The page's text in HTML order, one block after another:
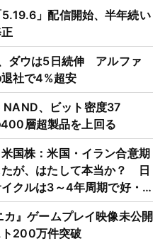
」配信開始、半年続い
ダウは5日続伸 アルファ
社で4%超安
、ビット密度37
層超製品を上回る
株：米国・イラン合意期
が、はたして本当か？ 日
クルは3～4年周期で好・
カ』ゲームプレイ映像未公開
200万件突破